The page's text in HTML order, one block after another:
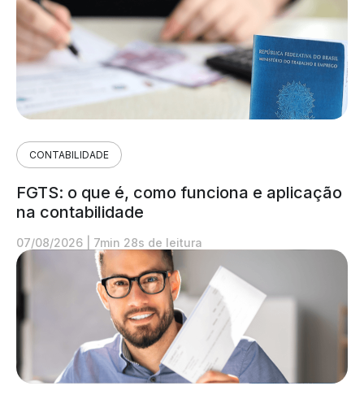
CONTABILIDADE
FGTS: o que é, como funciona e aplicação
na contabilidade
07/08/2026 7min 28s de leitura